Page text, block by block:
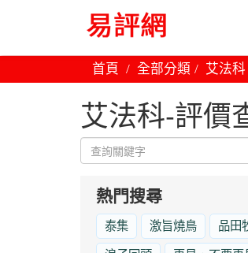
首頁 全部分類 艾法科
艾法科-評價
熱門搜尋
泰集 激旨燒鳥 品田